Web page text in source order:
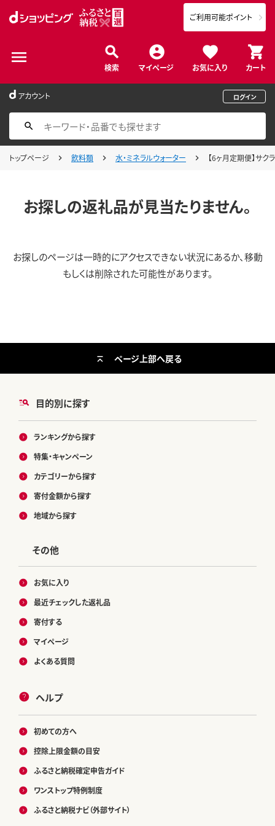
検索 マイページ お気に入り カート
ご利用可能ポイント
アカウント ログイン
トップページ 飲料類 水・ミネラルウォーター 【6ヶ月定期便】サ
お探しの返礼品が見当たりません。
お探しのページは一時的にアクセスできない状況にあるか、移動
もしくは削除された可能性があります。
目的別に探す
ランキングから探す
特集・キャンペーン
カテゴリーから探す
寄付金額から探す
地域から探す
その他
お気に入り
最近チェックした返礼品
寄付する
マイページ
よくある質問
ヘルプ
初めての方へ
控除上限金額の目安
ふるさと納税確定申告ガイド
ワンストップ特例制度
ふるさと納税ナビ（外部サイト）
ページ上部へ戻る